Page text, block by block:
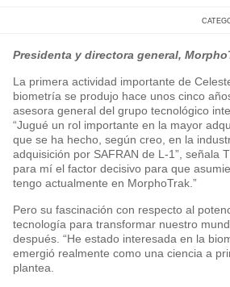
Presidenta y directora general,
La primera actividad importante de
biometría se produjo hace unos cinco
asesora general del grupo tecnológico
“Jugué un rol importante en la mayor
que se ha hecho, según creo, en la
adquisición por SAFRAN de L-1”, señala
para mí el factor decisivo para que
tengo actualmente en MorphoTrak.”
Pero su fascinación con respecto al
tecnología para transformar nuestro
después. “He estado interesada en la
emergió realmente como una ciencia a
plantea.